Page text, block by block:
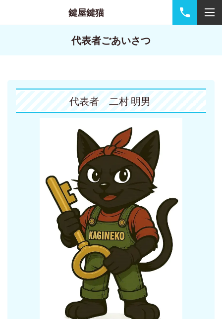
鍵屋鍵猫
代表者ごあいさつ
代表者 二村 明男